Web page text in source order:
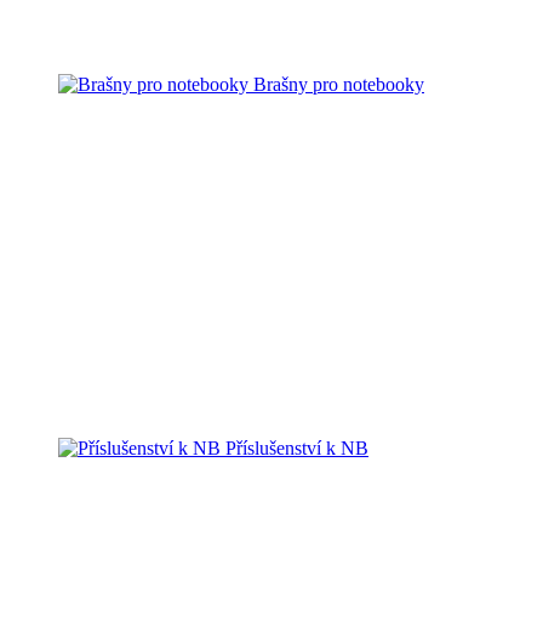
Brašny pro notebooky
Příslušenství k NB